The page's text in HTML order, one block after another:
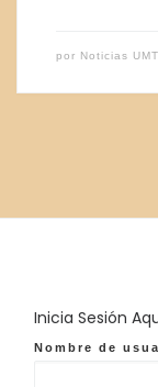
por Noticias UMT
Inicia Sesión
Nombre de